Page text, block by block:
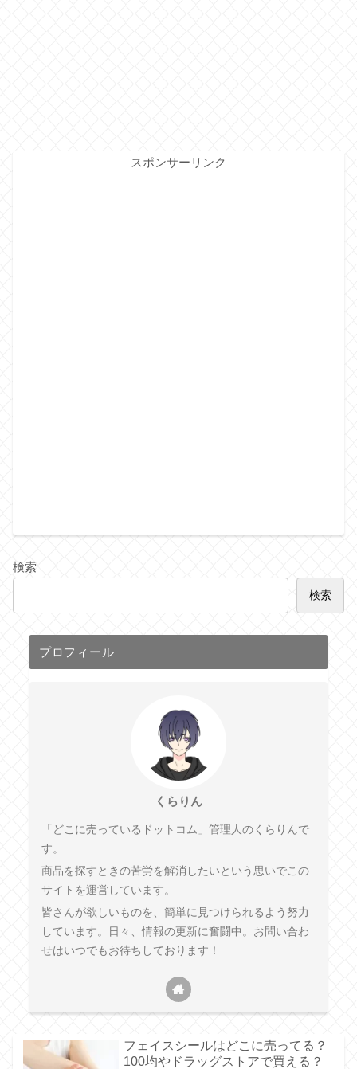
スポンサーリンク
検索
検索
プロフィール
くらりん
「どこに売っているドットコム」管理人のくらりんで
す。
商品を探すときの苦労を解消したいという思いでこの
サイトを運営しています。
皆さんが欲しいものを、簡単に見つけられるよう努力
しています。日々、情報の更新に奮闘中。お問い合わ
せはいつでもお待ちしております！
フェイスシールはどこに売ってる？
100均やドラッグストアで買える？